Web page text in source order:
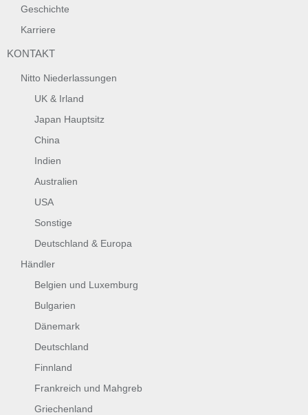
Geschichte
Karriere
KONTAKT
Nitto Niederlassungen
UK & Irland
Japan Hauptsitz
China
Indien
Australien
USA
Sonstige
Deutschland & Europa
Händler
Belgien und Luxemburg
Bulgarien
Dänemark
Deutschland
Finnland
Frankreich und Mahgreb
Griechenland